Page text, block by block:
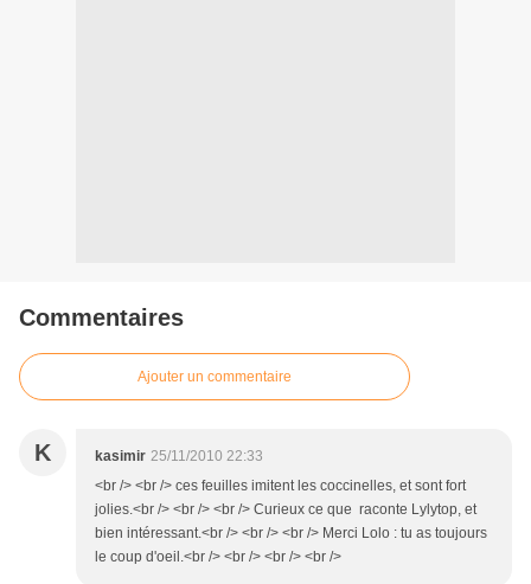
Commentaires
Ajouter un commentaire
K kasimir 25/11/2010 22:33
<br /> <br /> ces feuilles imitent les coccinelles, et sont fort
jolies.<br /> <br /> <br /> Curieux ce que raconte Lylytop, et
bien intéressant.<br /> <br /> <br /> Merci Lolo : tu as toujours
le coup d'oeil.<br /> <br /> <br /> <br />